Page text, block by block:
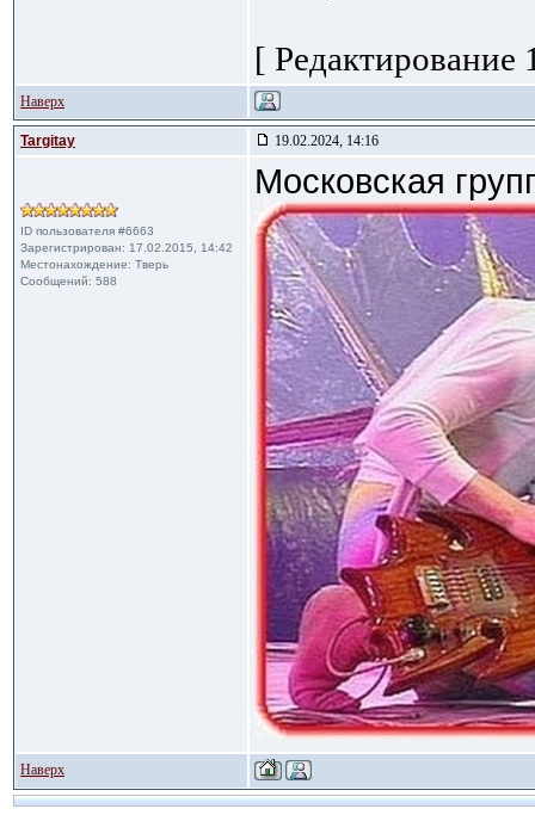
[ Редактирование
Наверх
Targitay 19.02.2024, 14:16
ID пользователя #6663
Зарегистрирован: 17.02.2015, 14:42
Местонахождение: Тверь
Сообщений: 588
Московская
Наверх